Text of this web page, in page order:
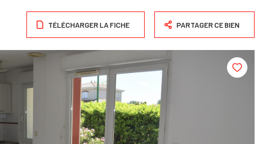
TÉLÉCHARGER LA FICHE PARTAGER CE BIEN